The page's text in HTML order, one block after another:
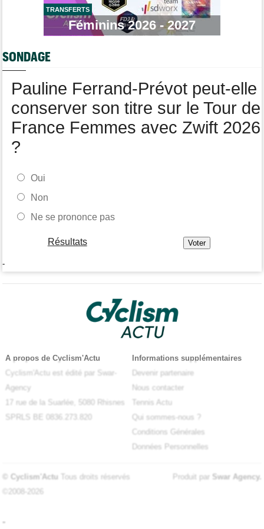
Média
Cyclism’Actu recrute rédacteurs… toutes les informations ici !
La FDJ-SUEZ assume sa stratégie : "C'est ça, le cyclisme"
TRANSFERTS
Féminins 2026 - 2027
SONDAGE
Pauline Ferrand-Prévot peut-elle
conserver son titre sur le Tour de
France Femmes avec Zwift 2026
?
Oui
Non
Ne se prononce pas
Résultats
-
A propos de Cyclism'Actu
Cyclism'Actu est édité par Swar-
Agency
17 rue de la Suarlée, 5080 Rhisnes
SPRLS BE 0836.273.820
Informations supplémentaires
Devenir partenaire
Nous contacter
Tennis Actu
Qui sommes-nous ?
Conditions Générales
Données Personnelles
© Cyclism'Actu Tous droits réservés
©2008-2026
Produit par Swar Agency.
-